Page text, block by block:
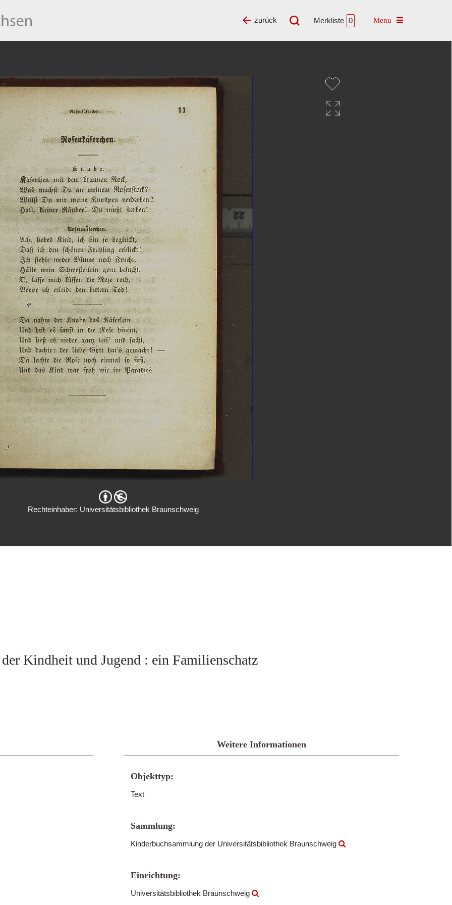
Merkliste 0 Toggle navigation
zurück
Rechteinhaber: Universitätsbibliothek Braunschweig
Kindheit und Jugend : ein Familienschatz
Weitere Informationen
Objekttyp:
Text
Sammlung:
Kinderbuchsammlung der Universitätsbibliothek Braunschweig
Einrichtung:
Universitätsbibliothek Braunschweig